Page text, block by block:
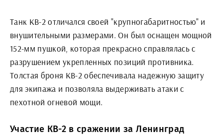
Танк КВ-2 отличался своей "крупногабаритностью" и
внушительными размерами. Он был оснащен мощной
152-мм пушкой, которая прекрасно справлялась с
разрушением укрепленных позиций противника.
Толстая броня КВ-2 обеспечивала надежную защиту
для экипажа и позволяла выдерживать атаки с
пехотной огневой мощи.
Участие КВ-2 в сражении за Ленинград